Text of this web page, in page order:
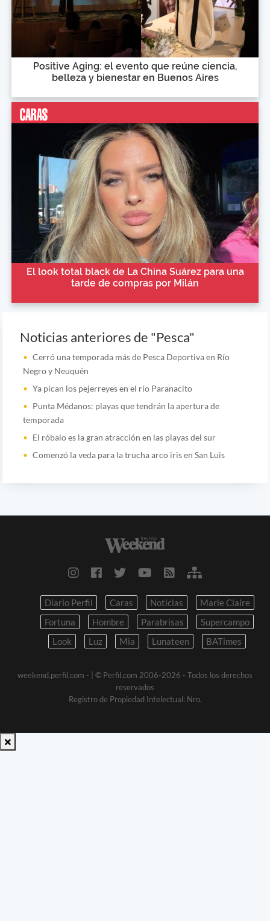
Positive Aging: el evento que reúne ciencia,
belleza y bienestar en Buenos Aires
El look total black de La China Suárez para una
tarde de compras por Milán
Noticias anteriores de "Pesca"
Cerró una temporada más de Pesca Deportiva en Río
Negro y Neuquén
Ya pican los pejerreyes en el río Paranacito
Punta Médanos: playas que tendrán la apertura de
temporada
El róbalo es la gran atracción en las playas del sur
Comenzó la veda para la trucha arco iris en San Luis
Diario Perfil Caras Noticias
Marie Claire
Fortuna
Hombre Parabrisas
Supercampo
Look
Luz Mia Lunateen BATimes
weekend.perfil.com -
| © Perfil.com 2006-2026 - Todos los derechos
reservados
Registro de Propiedad Intelectual: Nro.